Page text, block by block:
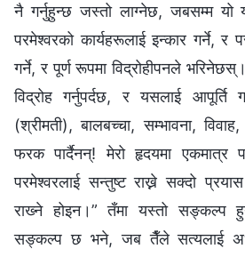
नै गर्नुहुन्छ जस्तो लाग्नेछ, जबसम्म
परमेश्‍वरको कार्यहरूलाई इन्कार गर्ने, र
गर्ने, र पूर्ण रूपमा विद्रोहीपनले
विद्रोह गर्नुपर्दछ, र यसलाई आपूर्ति
(श्रीमती), बालबच्चा, सम्भावना,
फरक पार्दैनन्! मेरो हृदयमा एकमात्र
परमेश्‍वरलाई सन्तुष्ट राख्ने सक्दो
राख्‍ने होइन।” तँमा यस्तो सङ्कल्प
सङ्कल्प छ भने, जब तैँले सत्यलाई